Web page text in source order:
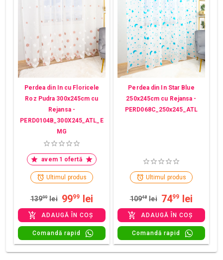
Perdea din In cu Floricele
Roz Pudra 300x245cm cu
Rejansa -
PERD0104B_300X245_ATL_E
MG
avem 1 ofertă
Ultimul produs
13999 lei 9999 lei
ADAUGĂ ÎN COȘ
Comandă rapid
Perdea din In Star Blue
250x245cm cu Rejansa -
PERD068C_250x245_ATL
Ultimul produs
10948 lei 7499 lei
ADAUGĂ ÎN COȘ
Comandă rapid